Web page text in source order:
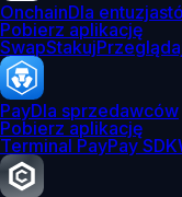
OnchainDla
Pobierz aplikację
SwapStakuj
PayDla sprzedawców
Pobierz aplikację
Terminal PayPay SDK